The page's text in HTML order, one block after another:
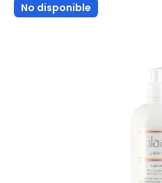
No disponible